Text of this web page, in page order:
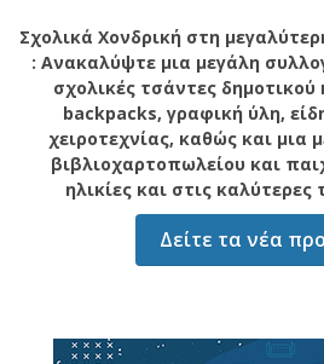
Σχολικά Χονδρική στη
: Ανακαλύψτε μια μεγάλη
σχολικές τσάντες δημοτικού
backpacks, γραφική ύλη,
χειροτεχνίας, καθώς και μια
βιβλιοχαρτοπωλείου και
ηλικίες και στις καλύτερες
Δείτε τα νέα